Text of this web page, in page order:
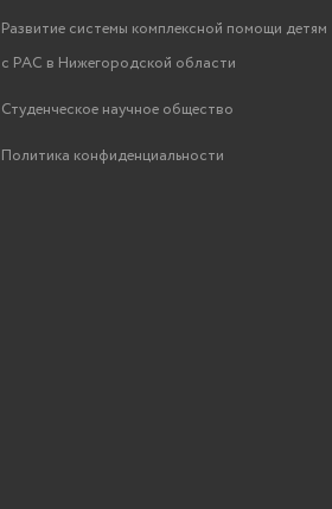
Развитие системы комплексной помощи детям
с РАС в Нижегородской области
Студенческое научное общество
Политика конфиденциальности